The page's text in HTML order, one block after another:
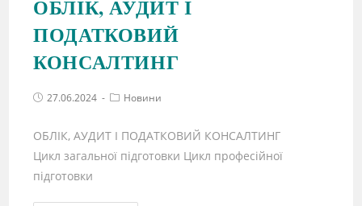
ОБЛІК, АУДИТ І
ПОДАТКОВИЙ
КОНСАЛТИНГ
27.06.2024 Новини
ОБЛІК, АУДИТ І ПОДАТКОВИЙ КОНСАЛТИНГ
Цикл загальної підготовки Цикл професійної
підготовки